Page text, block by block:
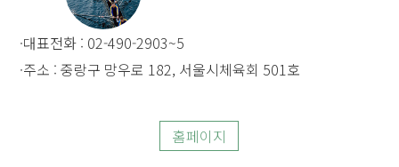
대표전화 : 02-490-2903~5
주소 : 중랑구 망우로 182, 서울시체육회 501호
홈페이지